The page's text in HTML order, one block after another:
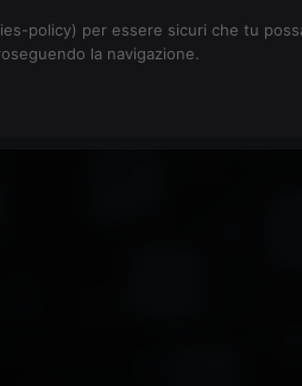
policy) per essere sicuri che tu
la navigazione.